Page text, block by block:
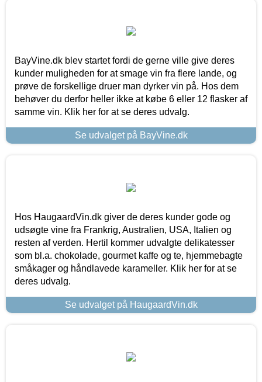
BayVine.dk blev startet fordi de gerne ville give deres
kunder muligheden for at smage vin fra flere lande, og
prøve de forskellige druer man dyrker vin på. Hos dem
behøver du derfor heller ikke at købe 6 eller 12 flasker af
samme vin. Klik her for at se deres udvalg.
Se udvalget på BayVine.dk
Hos HaugaardVin.dk giver de deres kunder gode og
udsøgte vine fra Frankrig, Australien, USA, Italien og
resten af verden. Hertil kommer udvalgte delikatesser
som bl.a. chokolade, gourmet kaffe og te, hjemmebagte
småkager og håndlavede karameller. Klik her for at se
deres udvalg.
Se udvalget på HaugaardVin.dk